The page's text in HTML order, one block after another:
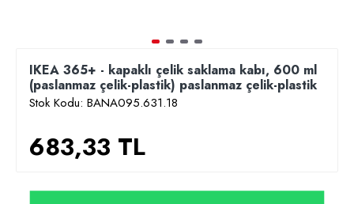
IKEA 365+ - kapaklı çelik saklama kabı, 600 ml
(paslanmaz çelik-plastik) paslanmaz çelik-plastik
Stok Kodu: BANA095.631.18
683,33 TL